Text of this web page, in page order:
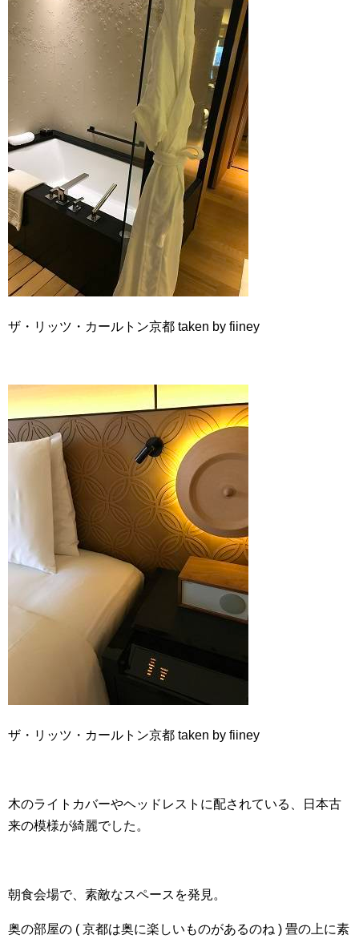
ザ・リッツ・カールトン京都 taken by fiiney
ザ・リッツ・カールトン京都 taken by fiiney
木のライトカバーやヘッドレストに配されている、日本古
来の模様が綺麗でした。
朝食会場で、素敵なスペースを発見。
奥の部屋の ( 京都は奥に楽しいものがあるのね ) 畳の上に素